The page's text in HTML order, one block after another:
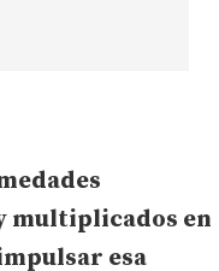
multiplicados en
esa